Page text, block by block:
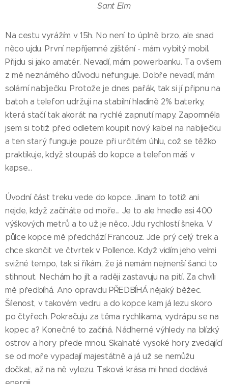
Sant Elm
Na cestu vyrážím v 15h. No není to úplně brzo, ale snad
něco ujdu. První nepříjemné zjištění - mám vybitý mobil.
Přijdu si jako amatér. Nevadí, mám powerbanku. Ta ovšem
z mě neznámého důvodu nefunguje. Dobře nevadí, mám
solární nabíječku. Protože je dnes pařák, tak si jí připnu na
batoh a telefon udržuji na stabilní hladině 2% baterky,
která stačí tak akorát na rychlé zapnutí mapy. Zapomněla
jsem si totiž před odletem koupit nový kabel na nabíječku
a ten starý funguje pouze při určitém úhlu, což se těžko
praktikuje, když stoupáš do kopce a telefon máš v
kapse...
Úvodní část treku vede do kopce. Jinam to totiž ani
nejde, když začínáte od moře... Je to ale hnedle asi 400
výškových metrů a to už je něco. Jdu rychlostí šneka. V
půlce kopce mě předchází Francouz. Jde prý celý trek a
chce skončit ve čtvrtek v Pollence. Když vidím jeho velmi
svižné tempo, tak si říkám, že já nemám nejmenší šanci to
stihnout. Nechám ho jít a raději zastavuju na pití. Za chvíli
mě předbíhá. Ano opravdu PŘEDBÍHÁ nějaký běžec.
Šílenost, v takovém vedru a do kopce kam já lezu skoro
po čtyřech. Pokračuju za těma rychlíkama, vydrápu se na
kopec a? Konečně to začíná. Nádherné výhledy na blízký
ostrov a hory přede mnou. Skalnaté vysoké hory zvedající
se od moře vypadají majestátně a já už se nemůžu
dočkat, až na ně vylezu. Taková krása mi hned dodává